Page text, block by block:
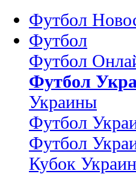
Футбол
Футбол
Футбол
Футбол
Украины
Футбол
Футбол
Кубок